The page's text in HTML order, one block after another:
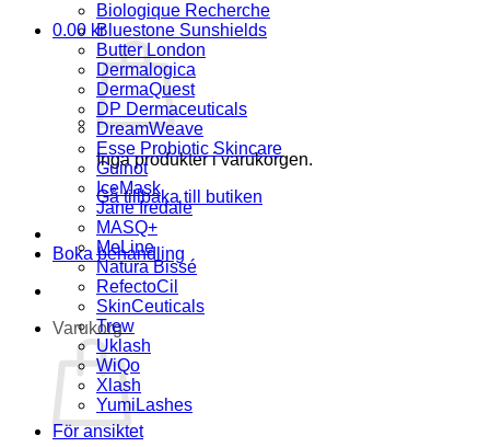
0.00 kr
Inga produkter i varukorgen.
Gå tillbaka till butiken
Boka behandling
Varukorg
Biologique Recherche
Bluestone Sunshields
Butter London
Dermalogica
DermaQuest
DP Dermaceuticals
DreamWeave
Esse Probiotic Skincare
Guinot
IceMask
Jane Iredale
MASQ+
MeLine
Natura Bissé
RefectoCil
SkinCeuticals
Trew
Uklash
WiQo
Xlash
YumiLashes
För ansiktet